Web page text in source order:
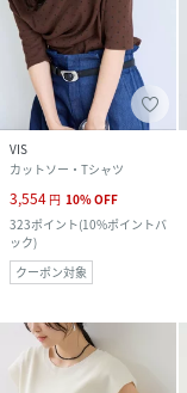
VIS
カットソー・Tシャツ
3,554 円 10%OFF
323ポイント(10%ポイントバ
ック)
クーポン対象